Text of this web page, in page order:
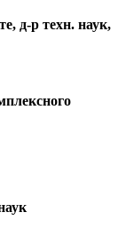
д-р техн. наук,